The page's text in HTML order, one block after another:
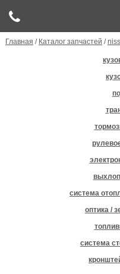
Главная / Каталог запчастей /
система
оптика /
система